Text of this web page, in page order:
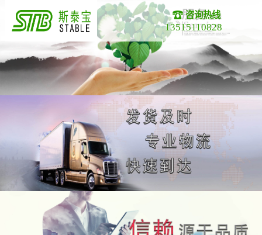
咨询热线
13515110828